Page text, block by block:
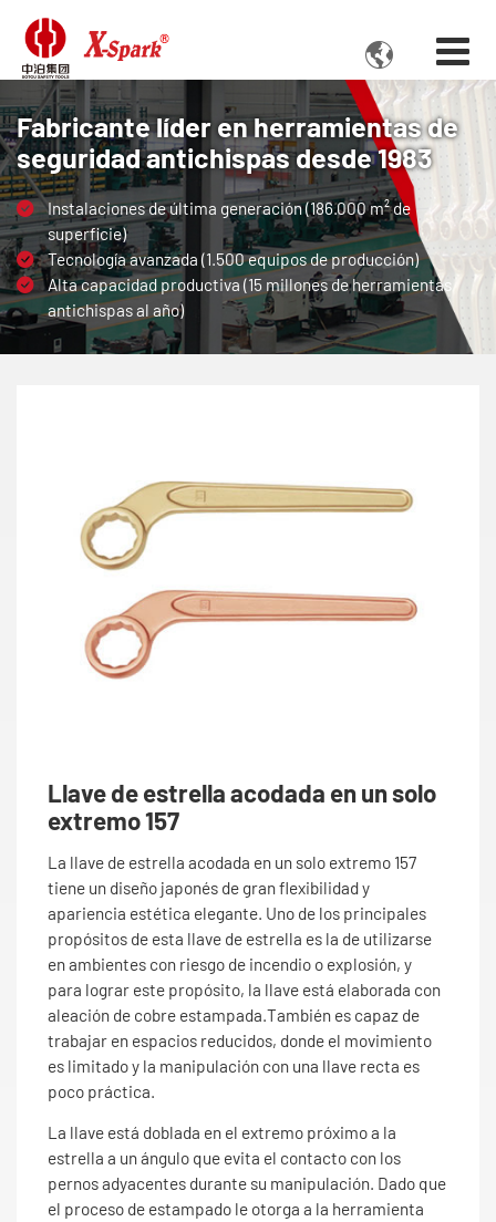

Fabricante líder en herramientas de
seguridad antichispas desde 1983
Instalaciones de última generación (186.000 m² de
superficie)
Tecnología avanzada (1.500 equipos de producción)
Alta capacidad productiva (15 millones de herramientas
antichispas al año)
Llave de estrella acodada en un solo
extremo 157
La llave de estrella acodada en un solo extremo 157
tiene un diseño japonés de gran flexibilidad y
apariencia estética elegante. Uno de los principales
propósitos de esta llave de estrella es la de utilizarse
en ambientes con riesgo de incendio o explosión, y
para lograr este propósito, la llave está elaborada con
aleación de cobre estampada.También es capaz de
trabajar en espacios reducidos, donde el movimiento
es limitado y la manipulación con una llave recta es
poco práctica.
La llave está doblada en el extremo próximo a la
estrella a un ángulo que evita el contacto con los
pernos adyacentes durante su manipulación. Dado que
el proceso de estampado le otorga a la herramienta